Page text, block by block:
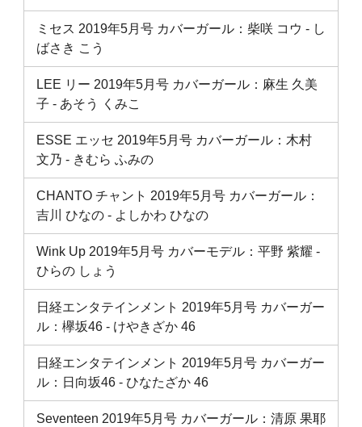
ミセス 2019年5月号 カバーガール：柴咲 コウ ‐ し
ばさき こう
LEE リー 2019年5月号 カバーガール：麻生 久美
子 ‐ あそう くみこ
ESSE エッセ 2019年5月号 カバーガール：木村
文乃 ‐ きむら ふみの
CHANTO チャント 2019年5月号 カバーガール：
吉川 ひなの ‐ よしかわ ひなの
Wink Up 2019年5月号 カバーモデル：平野 紫耀 ‐
ひらの しょう
日経エンタテインメント 2019年5月号 カバーガー
ル：欅坂46 ‐ けやきざか 46
日経エンタテインメント 2019年5月号 カバーガー
ル：日向坂46 ‐ ひなたざか 46
Seventeen 2019年5月号 カバーガール：清原 果耶